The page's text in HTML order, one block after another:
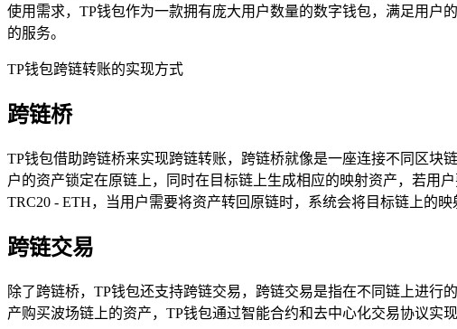
使用需求，TP钱包作为一款拥有庞大用户数量的数字钱包，满足用户
的服务。
TP钱包跨链转账的实现方式
跨链桥
TP钱包借助跨链桥来实现跨链转账，跨链桥就像是一座连接不同区块
户的资产锁定在原链上，同时在目标链上生成相应的映射资产，若用
TRC20 - ETH，当用户需要将资产转回原链时，系统会将目标链上的
跨链交易
除了跨链桥，TP钱包还支持跨链交易，跨链交易是指在不同链上进
产购买波场链上的资产，TP钱包通过智能合约和去中心化交易协议实